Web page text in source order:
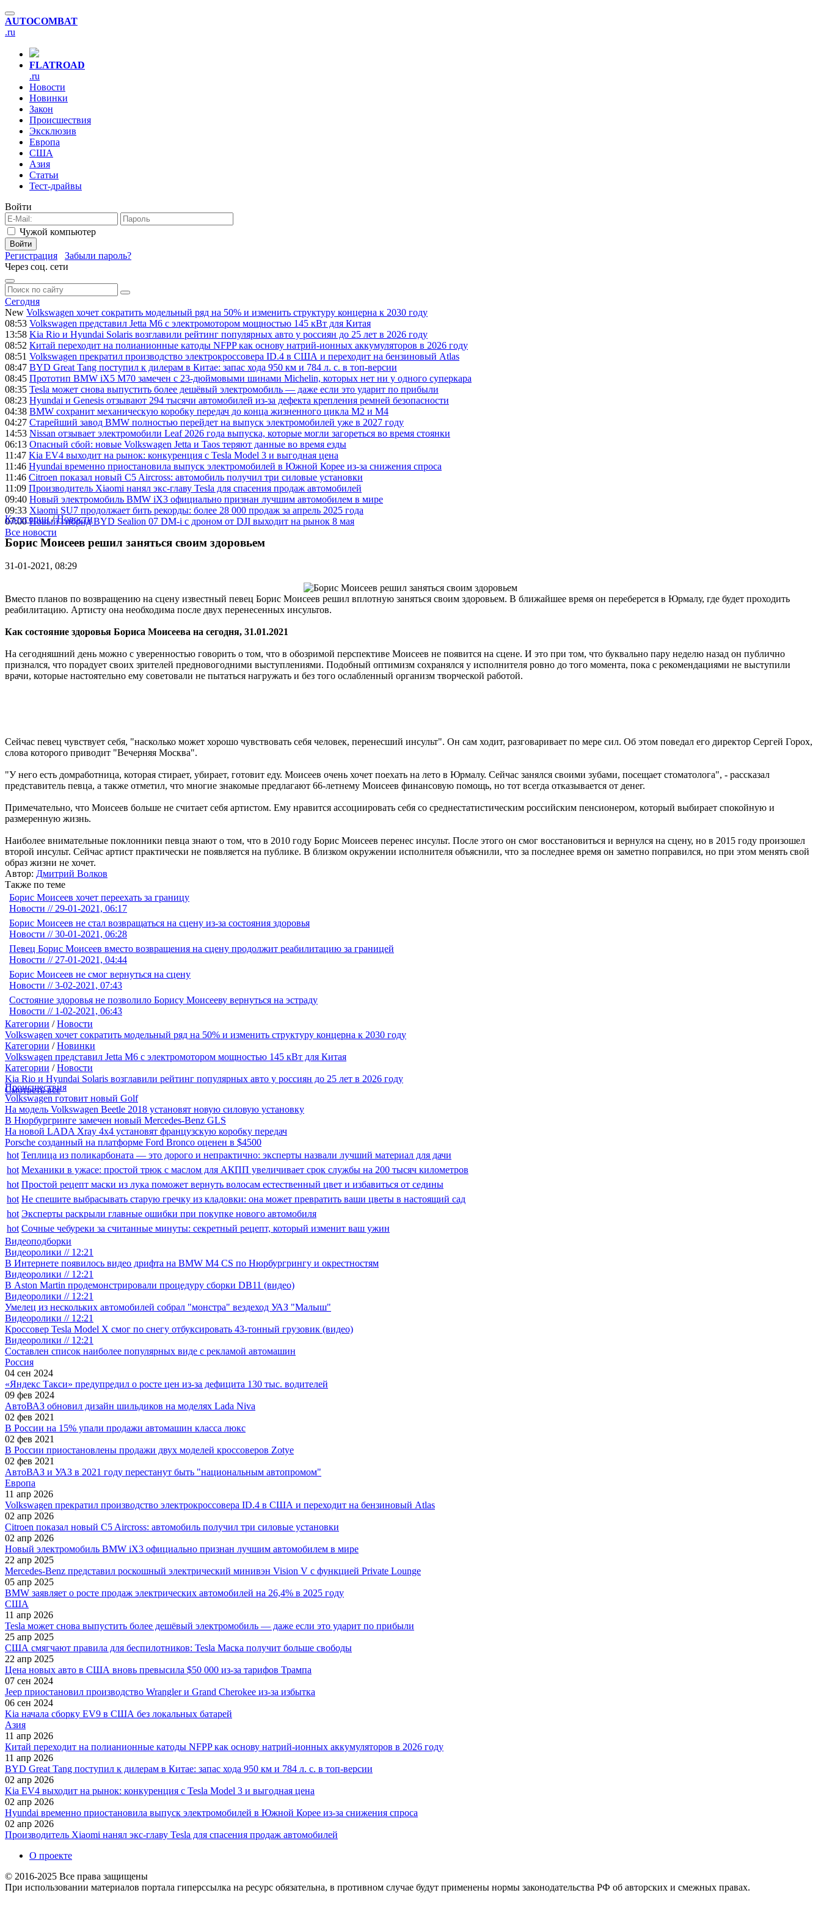
AUTOCOMBAT
.ru
FLATROAD
.ru
Новости
Новинки
Закон
Происшествия
Эксклюзив
Европа
США
Азия
Статьи
Тест-драйвы
Войти
Чужой компьютер
Войти
Регистрация
Забыли пароль?
Через соц. сети
Сегодня
New Volkswagen хочет сократить модельный ряд на 50% и изменить структуру концерна к 2030 году
08:53 Volkswagen представил Jetta M6 с электромотором мощностью 145 кВт для Китая
13:58 Kia Rio и Hyundai Solaris возглавили рейтинг популярных авто у россиян до 25 лет в 2026 году
08:52 Китай переходит на полианионные катоды NFPP как основу натрий-ионных аккумуляторов в 2026 году
08:51 Volkswagen прекратил производство электрокроссовера ID.4 в США и переходит на бензиновый Atlas
08:47 BYD Great Tang поступил к дилерам в Китае: запас хода 950 км и 784 л. с. в топ-версии
08:45 Прототип BMW iX5 M70 замечен с 23-дюймовыми шинами Michelin, которых нет ни у одного суперкара
08:35 Tesla может снова выпустить более дешёвый электромобиль — даже если это ударит по прибыли
08:23 Hyundai и Genesis отзывают 294 тысячи автомобилей из-за дефекта крепления ремней безопасности
04:38 BMW сохранит механическую коробку передач до конца жизненного цикла M2 и M4
04:27 Старейший завод BMW полностью перейдет на выпуск электромобилей уже в 2027 году
14:53 Nissan отзывает электромобили Leaf 2026 года выпуска, которые могли загореться во время стоянки
06:13 Опасный сбой: новые Volkswagen Jetta и Taos теряют данные во время езды
11:47 Kia EV4 выходит на рынок: конкуренция с Tesla Model 3 и выгодная цена
11:46 Hyundai временно приостановила выпуск электромобилей в Южной Корее из-за снижения спроса
11:46 Citroen показал новый C5 Aircross: автомобиль получил три силовые установки
11:09 Производитель Xiaomi нанял экс-главу Tesla для спасения продаж автомобилей
09:40 Новый электромобиль BMW iX3 официально признан лучшим автомобилем в мире
09:33 Xiaomi SU7 продолжает бить рекорды: более 28 000 продаж за апрель 2025 года
07:00 Новый гибрид BYD Sealion 07 DM-i с дроном от DJI выходит на рынок 8 мая
Все новости
Категории/Новости
Борис Моисеев решил заняться своим здоровьем
31-01-2021, 08:29
Вместо планов по возвращению на сцену известный певец Борис Моисеев решил вплотную заняться своим здоровьем. В ближайшее время он переберется в Юрмалу, где будет проходить
реабилитацию. Артисту она необходима после двух перенесенных инсультов.
Как состояние здоровья Бориса Моисеева на сегодня, 31.01.2021
На сегодняшний день можно с уверенностью говорить о том, что в обозримой перспективе Моисеев не появится на сцене. И это при том, что буквально пару неделю назад он публично
признался, что порадует своих зрителей предновогодними выступлениями. Подобный оптимизм сохранялся у исполнителя ровно до того момента, пока с рекомендациями не выступили
врачи, которые настоятельно ему советовали не пытаться нагружать и без того ослабленный организм творческой работой.
Сейчас певец чувствует себя, "насколько может хорошо чувствовать себя человек, перенесший инсульт". Он сам ходит, разговаривает по мере сил. Об этом поведал его директор Сергей Горох,
слова которого приводит "Вечерняя Москва".
"У него есть домработница, которая стирает, убирает, готовит еду. Моисеев очень хочет поехать на лето в Юрмалу. Сейчас занялся своими зубами, посещает стоматолога", - рассказал
представитель певца, а также отметил, что многие знакомые предлагают 66-летнему Моисеев финансовую помощь, но тот всегда отказывается от денег.
Примечательно, что Моисеев больше не считает себя артистом. Ему нравится ассоциировать себя со среднестатистическим российским пенсионером, который выбирает спокойную и
размеренную жизнь.
Наиболее внимательные поклонники певца знают о том, что в 2010 году Борис Моисеев перенес инсульт. После этого он смог восстановиться и вернулся на сцену, но в 2015 году произошел
второй инсульт. Сейчас артист практически не появляется на публике. В близком окружении исполнителя объяснили, что за последнее время он заметно поправился, но при этом менять свой
образ жизни не хочет.
Автор: Дмитрий Волков
Также по теме
Борис Моисеев хочет переехать за границу
Новости // 29-01-2021, 06:17
Борис Моисеев не стал возвращаться на сцену из-за состояния здоровья
Новости // 30-01-2021, 06:28
Певец Борис Моисеев вместо возвращения на сцену продолжит реабилитацию за границей
Новости // 27-01-2021, 04:44
Борис Моисеев не смог вернуться на сцену
Новости // 3-02-2021, 07:43
Состояние здоровья не позволило Борису Моисееву вернуться на эстраду
Новости // 1-02-2021, 06:43
Категории /Новости
Volkswagen хочет сократить модельный ряд на 50% и изменить структуру концерна к 2030 году
Категории /Новинки
Volkswagen представил Jetta M6 с электромотором мощностью 145 кВт для Китая
Категории /Новости
Kia Rio и Hyundai Solaris возглавили рейтинг популярных авто у россиян до 25 лет в 2026 году
Смотреть все
Происшествия
Volkswagen готовит новый Golf
На модель Volkswagen Beetle 2018 установят новую силовую установку
В Нюрбургринге замечен новый Mercedes-Benz GLS
На новой LADA Xray 4x4 установят французскую коробку передач
Porsche созданный на платформе Ford Bronco оценен в $4500
hot Теплица из поликарбоната — это дорого и непрактично: эксперты назвали лучший материал для дачи
hot Механики в ужасе: простой трюк с маслом для АКПП увеличивает срок службы на 200 тысяч километров
hot Простой рецепт маски из лука поможет вернуть волосам естественный цвет и избавиться от седины
hot Не спешите выбрасывать старую гречку из кладовки: она может превратить ваши цветы в настоящий сад
hot Эксперты раскрыли главные ошибки при покупке нового автомобиля
hot Сочные чебуреки за считанные минуты: секретный рецепт, который изменит ваш ужин
Видеоподборки
Видеоролики // 12:21
В Интернете появилось видео дрифта на BMW M4 CS по Нюрбургрингу и окрестностям
Видеоролики // 12:21
В Aston Martin продемонстрировали процедуру сборки DB11 (видео)
Видеоролики // 12:21
Умелец из нескольких автомобилей собрал "монстра" вездеход УАЗ "Малыш"
Видеоролики // 12:21
Кроссовер Tesla Model X смог по снегу отбуксировать 43-тонный грузовик (видео)
Видеоролики // 12:21
Составлен список наиболее популярных виде с рекламой автомашин
Россия
04 сен 2024
«Яндекс Такси» предупредил о росте цен из-за дефицита 130 тыс. водителей
09 фев 2024
АвтоВАЗ обновил дизайн шильдиков на моделях Lada Niva
02 фев 2021
В России на 15% упали продажи автомашин класса люкс
02 фев 2021
В России приостановлены продажи двух моделей кроссоверов Zotye
02 фев 2021
АвтоВАЗ и УАЗ в 2021 году перестанут быть "национальным автопромом"
Европа
11 апр 2026
Volkswagen прекратил производство электрокроссовера ID.4 в США и переходит на бензиновый Atlas
02 апр 2026
Citroen показал новый C5 Aircross: автомобиль получил три силовые установки
02 апр 2026
Новый электромобиль BMW iX3 официально признан лучшим автомобилем в мире
22 апр 2025
Mercedes-Benz представил роскошный электрический минивэн Vision V с функцией Private Lounge
05 апр 2025
BMW заявляет о росте продаж электрических автомобилей на 26,4% в 2025 году
США
11 апр 2026
Tesla может снова выпустить более дешёвый электромобиль — даже если это ударит по прибыли
25 апр 2025
США смягчают правила для беспилотников: Tesla Маска получит больше свободы
22 апр 2025
Цена новых авто в США вновь превысила $50 000 из-за тарифов Трампа
07 сен 2024
Jeep приостановил производство Wrangler и Grand Cherokee из-за избытка
06 сен 2024
Kia начала сборку EV9 в США без локальных батарей
Азия
11 апр 2026
Китай переходит на полианионные катоды NFPP как основу натрий-ионных аккумуляторов в 2026 году
11 апр 2026
BYD Great Tang поступил к дилерам в Китае: запас хода 950 км и 784 л. с. в топ-версии
02 апр 2026
Kia EV4 выходит на рынок: конкуренция с Tesla Model 3 и выгодная цена
02 апр 2026
Hyundai временно приостановила выпуск электромобилей в Южной Корее из-за снижения спроса
02 апр 2026
Производитель Xiaomi нанял экс-главу Tesla для спасения продаж автомобилей
О проекте
© 2016-2025 Все права защищены
При использовании материалов портала гиперссылка на ресурс обязательна, в противном случае будут применены нормы законодательства РФ об авторских и смежных правах.